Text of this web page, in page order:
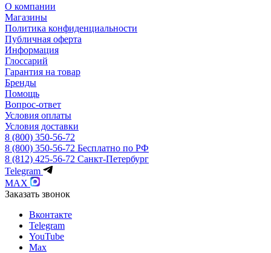
О компании
Магазины
Политика конфиденциальности
Публичная оферта
Информация
Глоссарий
Гарантия на товар
Бренды
Помощь
Вопрос-ответ
Условия оплаты
Условия доставки
8 (800) 350-56-72
8 (800) 350-56-72 Бесплатно по РФ
8 (812) 425-56-72 Санкт-Петербург
Telegram
MAX
Заказать звонок
Вконтакте
Telegram
YouTube
Max